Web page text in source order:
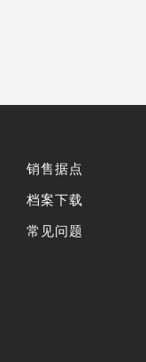
销售据点
档案下载
常见问题